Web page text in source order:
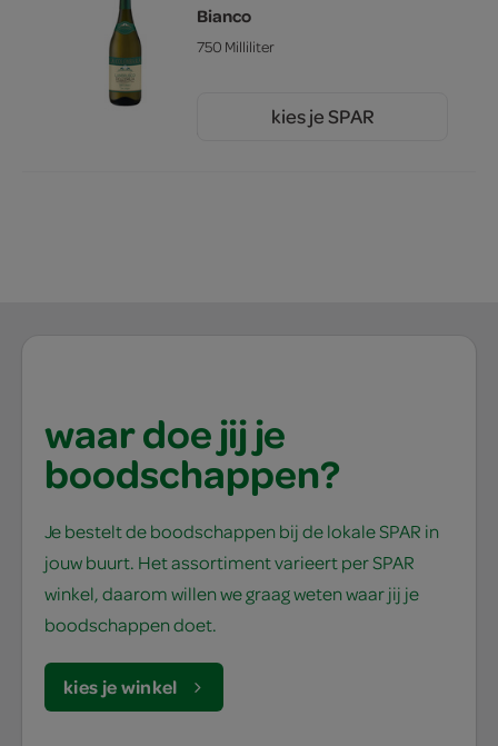
Bianco
750 Milliliter
kies je SPAR
waar doe jij je
boodschappen?
Je bestelt de boodschappen bij de lokale SPAR in
jouw buurt. Het assortiment varieert per SPAR
winkel, daarom willen we graag weten waar jij je
boodschappen doet.
kies je winkel